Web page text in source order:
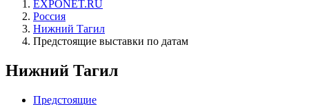
EXPONET.RU
Россия
Нижний Тагил
Предстоящие выставки по датам
Нижний Тагил
Предстоящие